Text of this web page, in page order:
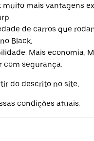
muito mais vantagens
de carros que
Black.
Mais economia.
com segurança.
do descrito no site.
condições atuais.